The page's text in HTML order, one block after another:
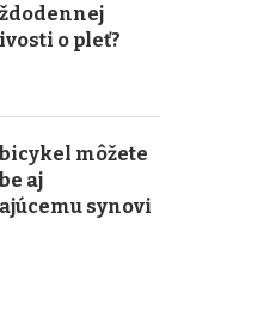
o pleť?
môžete
aj
synovi